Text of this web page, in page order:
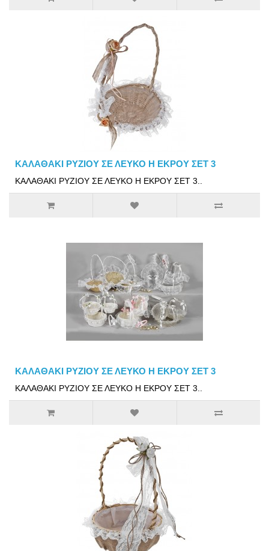
ΚΑΛΑΘΑΚΙ ΡΥΖΙΟΥ ΣΕ ΛΕΥΚΟ Η ΕΚΡΟΥ ΣΕΤ 3
ΚΑΛΑΘΑΚΙ ΡΥΖΙΟΥ ΣΕ ΛΕΥΚΟ Η ΕΚΡΟΥ ΣΕΤ 3..
ΚΑΛΑΘΑΚΙ ΡΥΖΙΟΥ ΣΕ ΛΕΥΚΟ Η ΕΚΡΟΥ ΣΕΤ 3
ΚΑΛΑΘΑΚΙ ΡΥΖΙΟΥ ΣΕ ΛΕΥΚΟ Η ΕΚΡΟΥ ΣΕΤ 3..